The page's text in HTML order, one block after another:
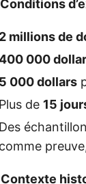
Conditions
2 millions de
000
5 000 dollars
Plus de 15
Des
comme
Contexte